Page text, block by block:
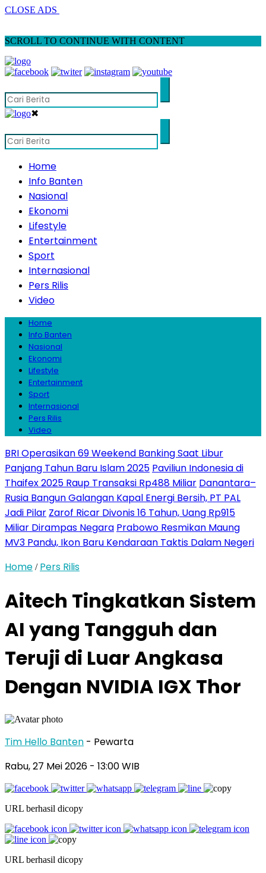
CLOSE ADS
SCROLL TO CONTINUE WITH CONTENT
✖
Home
Info Banten
Nasional
Ekonomi
Lifestyle
Entertainment
Sport
Internasional
Pers Rilis
Video
Home
Info Banten
Nasional
Ekonomi
Lifestyle
Entertainment
Sport
Internasional
Pers Rilis
Video
BRI Operasikan 69 Weekend Banking Saat Libur
Panjang Tahun Baru Islam 2025 Paviliun Indonesia di
Thaifex 2025 Raup Transaksi Rp488 Miliar Danantara–
Rusia Bangun Galangan Kapal Energi Bersih, PT PAL
Jadi Pilar Zarof Ricar Divonis 16 Tahun, Uang Rp915
Miliar Dirampas Negara Prabowo Resmikan Maung
MV3 Pandu, Ikon Baru Kendaraan Taktis Dalam Negeri
Home / Pers Rilis
Aitech Tingkatkan Sistem
AI yang Tangguh dan
Teruji di Luar Angkasa
Dengan NVIDIA IGX Thor
Tim Hello Banten - Pewarta
Rabu, 27 Mei 2026 - 13:00 WIB
URL berhasil dicopy
URL berhasil dicopy